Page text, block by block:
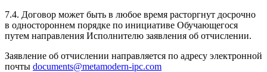
7.4. Договор может быть в любое время расторгнут досрочно
в одностороннем порядке по инициативе Обучающегося
путем направления Исполнителю заявления об отчислении.
Заявление об отчислении направляется по адресу электронной
почты documents@metamodern-ipc.com